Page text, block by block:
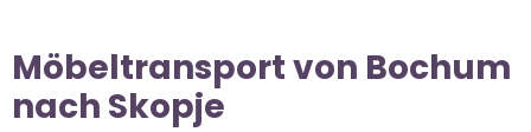
Möbeltransport von Bochum
nach Skopje